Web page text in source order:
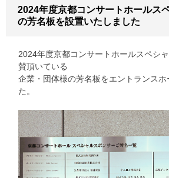
2024年度京都コンサートホールス
の芳名板を設置いたしました
2024年度京都コンサートホールスペシ
賛頂いている
企業・団体様の芳名板をエントランスホ
た。